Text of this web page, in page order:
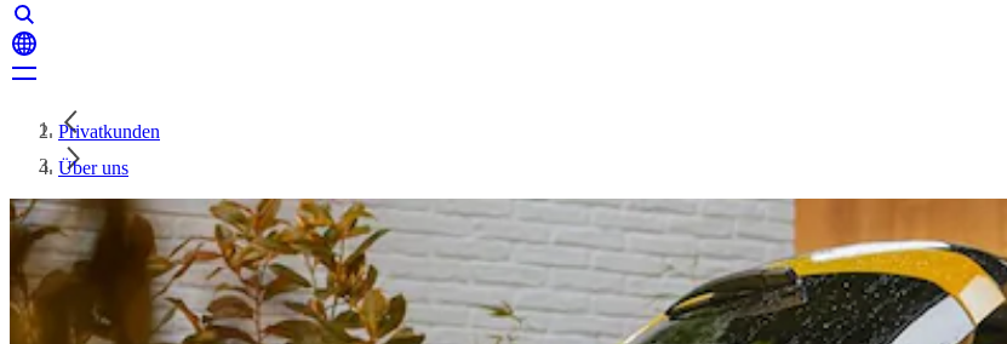
Privatkunden
Über uns